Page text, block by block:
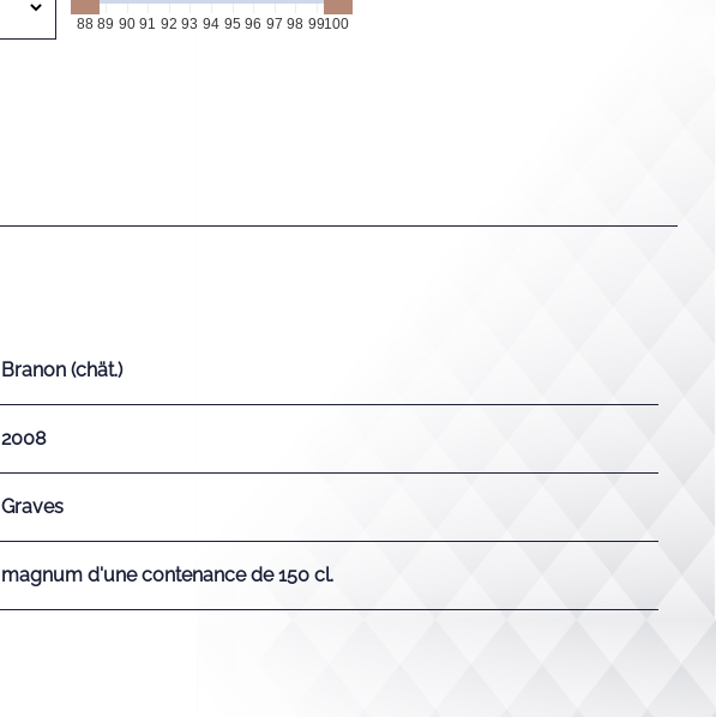
88 89 90 91 92 93 94 95 96 97 98 99100
Branon (chät.)
2008
Graves
magnum d'une contenance de 150 cl.